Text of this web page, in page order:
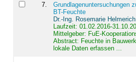
7.
Grundlagenuntersuchungen
BT-Feuchte
Dr.-Ing. Rosemarie Helmerich
Laufzeit: 01.02.2016-
Mittelgeber: FuE-
Abstract: Feuchte in
lokale Daten erfassen ...